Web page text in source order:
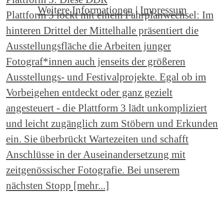
Plattform 3 lockt mit einem Fahrplanwechsel: Im
hinteren Drittel der Mittelhalle präsentiert die
Ausstellungsfläche die Arbeiten junger
Fotograf*innen auch jenseits der größeren
Ausstellungs- und Festivalprojekte. Egal ob im
Vorbeigehen entdeckt oder ganz gezielt
angesteuert - die Plattform 3 lädt unkompliziert
und leicht zugänglich zum Stöbern und Erkunden
ein. Sie überbrückt Wartezeiten und schafft
Anschlüsse in der Auseinandersetzung mit
zeitgenössischer Fotografie. Bei unserem
nächsten Stopp [mehr...]
Weitere Informationen | Impressum